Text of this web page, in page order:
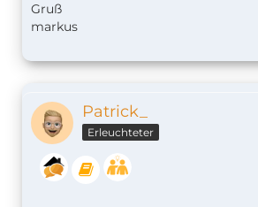
Gruß
markus
Patrick_
Erleuchteter